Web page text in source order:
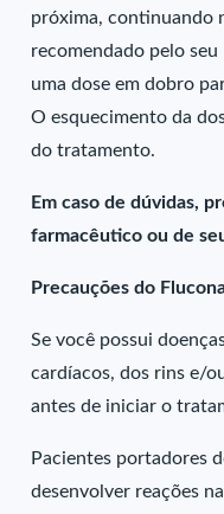
próxima, continuando
recomendado pelo
uma dose em dobro
O esquecimento da
do tratamento.
Em caso de dúvidas,
farmacêutico ou de
Precauções do
Se você possui
cardíacos, dos rins e/
antes de iniciar o
Pacientes portadores
desenvolver reações